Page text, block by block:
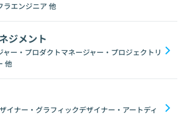
ラエンジニア 他
ジメント
ャー・プロダクトマネージャー・プロジェクトリ
他
イナー・グラフィックデザイナー・アートディ